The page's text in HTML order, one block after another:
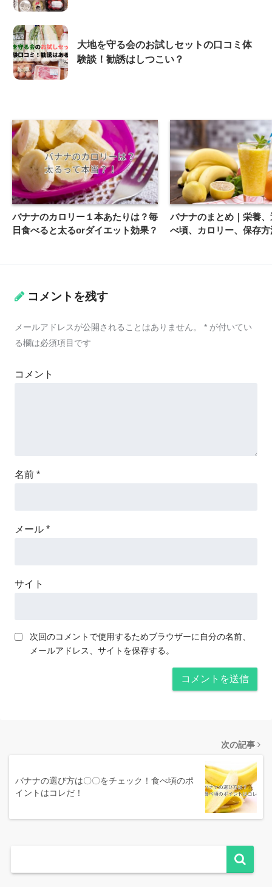
大地を守る会のお試しセットの口コミ体
験談！勧誘はしつこい？
バナナのカロリー１本あたりは？毎
日食べると太るorダイエット効果？
バナナのまとめ｜栄養
べ頃、カロリー、保存方
コメントを残す
メールアドレスが公開されることはありません。 * が付いてい
る欄は必須項目です
コメント
名前 *
メール *
サイト
次回のコメントで使用するためブラウザーに自分の名前、
メールアドレス、サイトを保存する。
次の記事
バナナの選び方は〇〇をチェック！食べ頃のポ
イントはコレだ！